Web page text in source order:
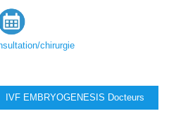
chirurgie
IVF EMBRYOGENESIS Docteurs